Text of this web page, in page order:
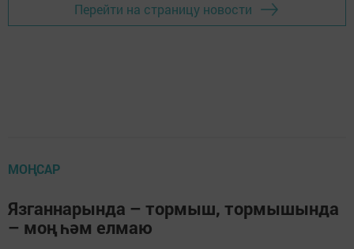
Перейти на страницу новости
МОҢСАР
Язганнарында – тормыш, тормышында
– моң һәм елмаю